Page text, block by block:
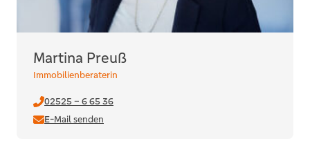
Martina Preuß
Immobilienberaterin
02525 – 6 65 36
E-Mail senden